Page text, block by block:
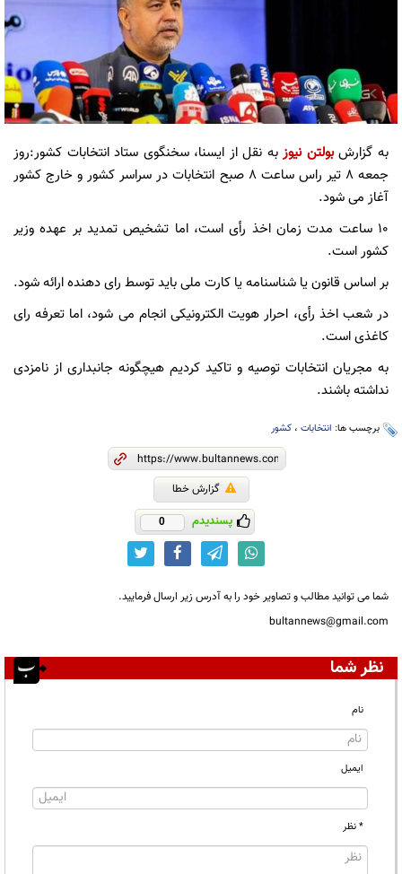
به گزارش بولتن نیوز به نقل از ایسنا، سخنگوی ستاد انتخابات کشور:روز
جمعه ۸ تیر راس ساعت ۸ صبح انتخابات در سراسر کشور و خارج کشور
آغاز می شود.
۱۰ ساعت مدت زمان اخذ رأی است، اما تشخیص تمدید بر عهده وزیر
کشور است.
بر اساس قانون یا شناسنامه یا کارت ملی باید توسط رای دهنده ارائه شود.
در شعب اخذ رأی، احرار هویت الکترونیکی انجام می شود، اما تعرفه رای
کاغذی است.
به مجریان انتخابات توصیه و تاکید کردیم هیچگونه جانبداری از نامزدی
نداشته باشند.
برچسب ها: انتخابات ، کشور
گزارش خطا
پسندیدم 0
شما می توانید مطالب و تصاویر خود را به آدرس زیر ارسال فرمایید.
bultannews@gmail.com
نظر شما
نام
ایمیل
* نظر